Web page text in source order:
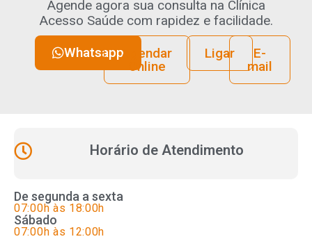
Agende agora sua consulta na Clínica
Acesso Saúde com rapidez e facilidade.
WhatsappAgendar
Online
Ligar
E-
mail
Horário de Atendimento
De segunda a sexta
07:00h às 18:00h
Sábado
07:00h às 12:00h